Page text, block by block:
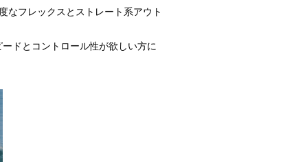
なフレックスとストレート系アウト
ドとコントロール性が欲しい方に